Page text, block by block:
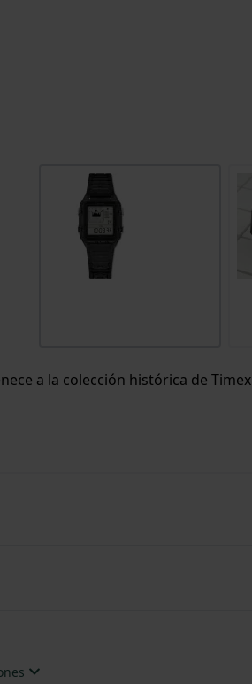
a la colección histórica de Timex